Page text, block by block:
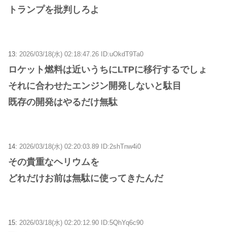
トランプを批判しろよ
13: 2026/03/18(水) 02:18:47.26 ID:uOkdT9Ta0
ロケット燃料は近いうちにLTPに移行するでしょ
それに合わせたエンジン開発しないと駄目
既存の開発はやるだけ無駄
14: 2026/03/18(水) 02:20:03.89 ID:2shTnw4i0
その貴重なヘリウムを
どれだけお前は無駄に使ってきたんだ
15: 2026/03/18(水) 02:20:12.90 ID:5QhYq6c90